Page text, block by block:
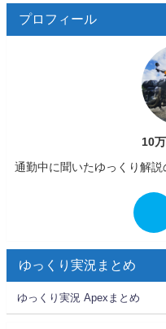
プロフィール
10
通勤中に聞いたゆっくり解
ゆっくり実況まとめ
ゆっくり実況 Apexまとめ